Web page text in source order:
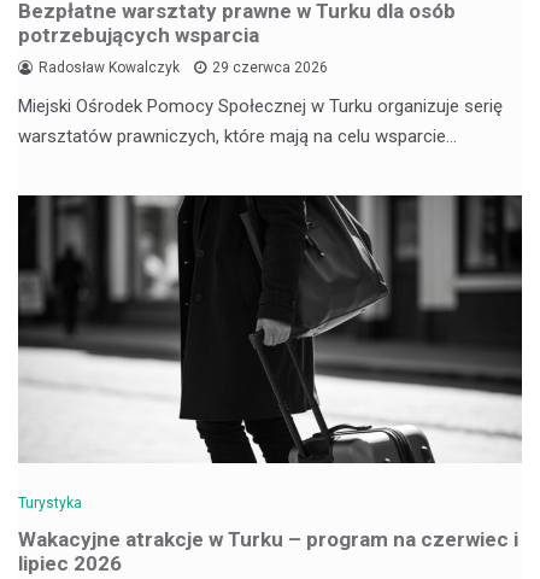
Bezpłatne warsztaty prawne w Turku dla osób
potrzebujących wsparcia
Radosław Kowalczyk 29 czerwca 2026
Miejski Ośrodek Pomocy Społecznej w Turku organizuje serię
warsztatów prawniczych, które mają na celu wsparcie…
Turystyka
Wakacyjne atrakcje w Turku – program na czerwiec i
lipiec 2026